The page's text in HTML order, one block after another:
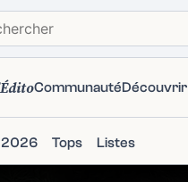
CommunautéDécouvrir
2026 Tops Listes